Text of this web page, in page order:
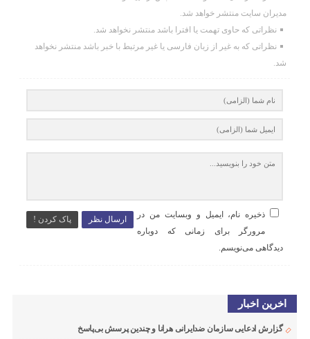
مدیران سایت منتشر خواهد شد.
نظراتی که حاوی تهمت یا افترا باشد منتشر نخواهد شد.
نظراتی که به غیر از زبان فارسی یا غیر مرتبط با خبر باشد منتشر نخواهد
شد.
ارسال نظر پاک کردن !
ذخیره نام، ایمیل و وبسایت من در
مرورگر برای زمانی که دوباره
دیدگاهی می‌نویسم.
اخرین اخبار
گزارش ادعایی سازمان ضدایرانی هرانا و چندین پرسش بی‌پاسخ